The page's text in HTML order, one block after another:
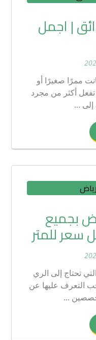
| اجمل
ممرًا صغيرًا أو
أكثر من مجرد
...
بجميع
سعر للمتر
تحتاج إلى الري
التعرف عليها عن
...